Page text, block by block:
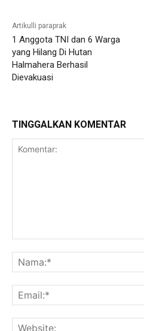
Artikulli paraprak
1 Anggota TNI dan 6 Warga
yang Hilang Di Hutan
Halmahera Berhasil
Dievakuasi
TINGGALKAN KOMENTAR